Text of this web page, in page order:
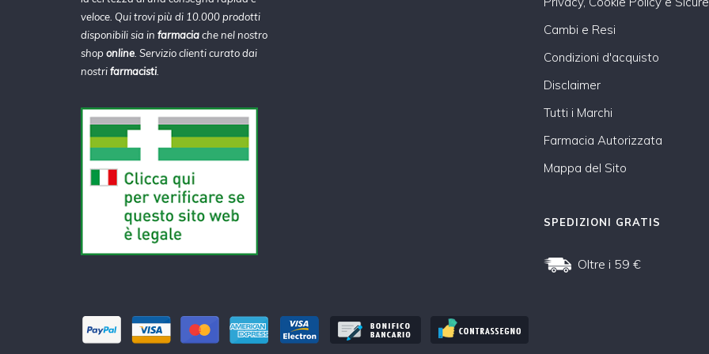
veloce. Qui trovi più di 10.000 prodotti
disponibili sia in farmaciache nel nostro
shoponline . Servizio clienti curato dai
nostrifarmacisti
Cambi e Resi
Condizioni d'acquisto
Disclaimer
Tutti i Marchi
Farmacia Autorizzata
Mappa del Sito
SPEDIZIONI GRATIS
Oltre i 59 €